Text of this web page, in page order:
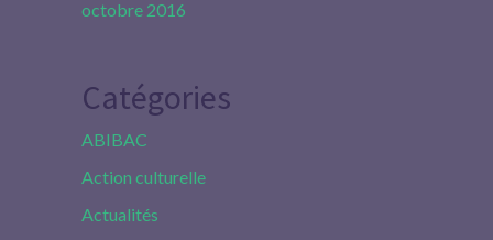
octobre 2016
Catégories
ABIBAC
Action culturelle
Actualités